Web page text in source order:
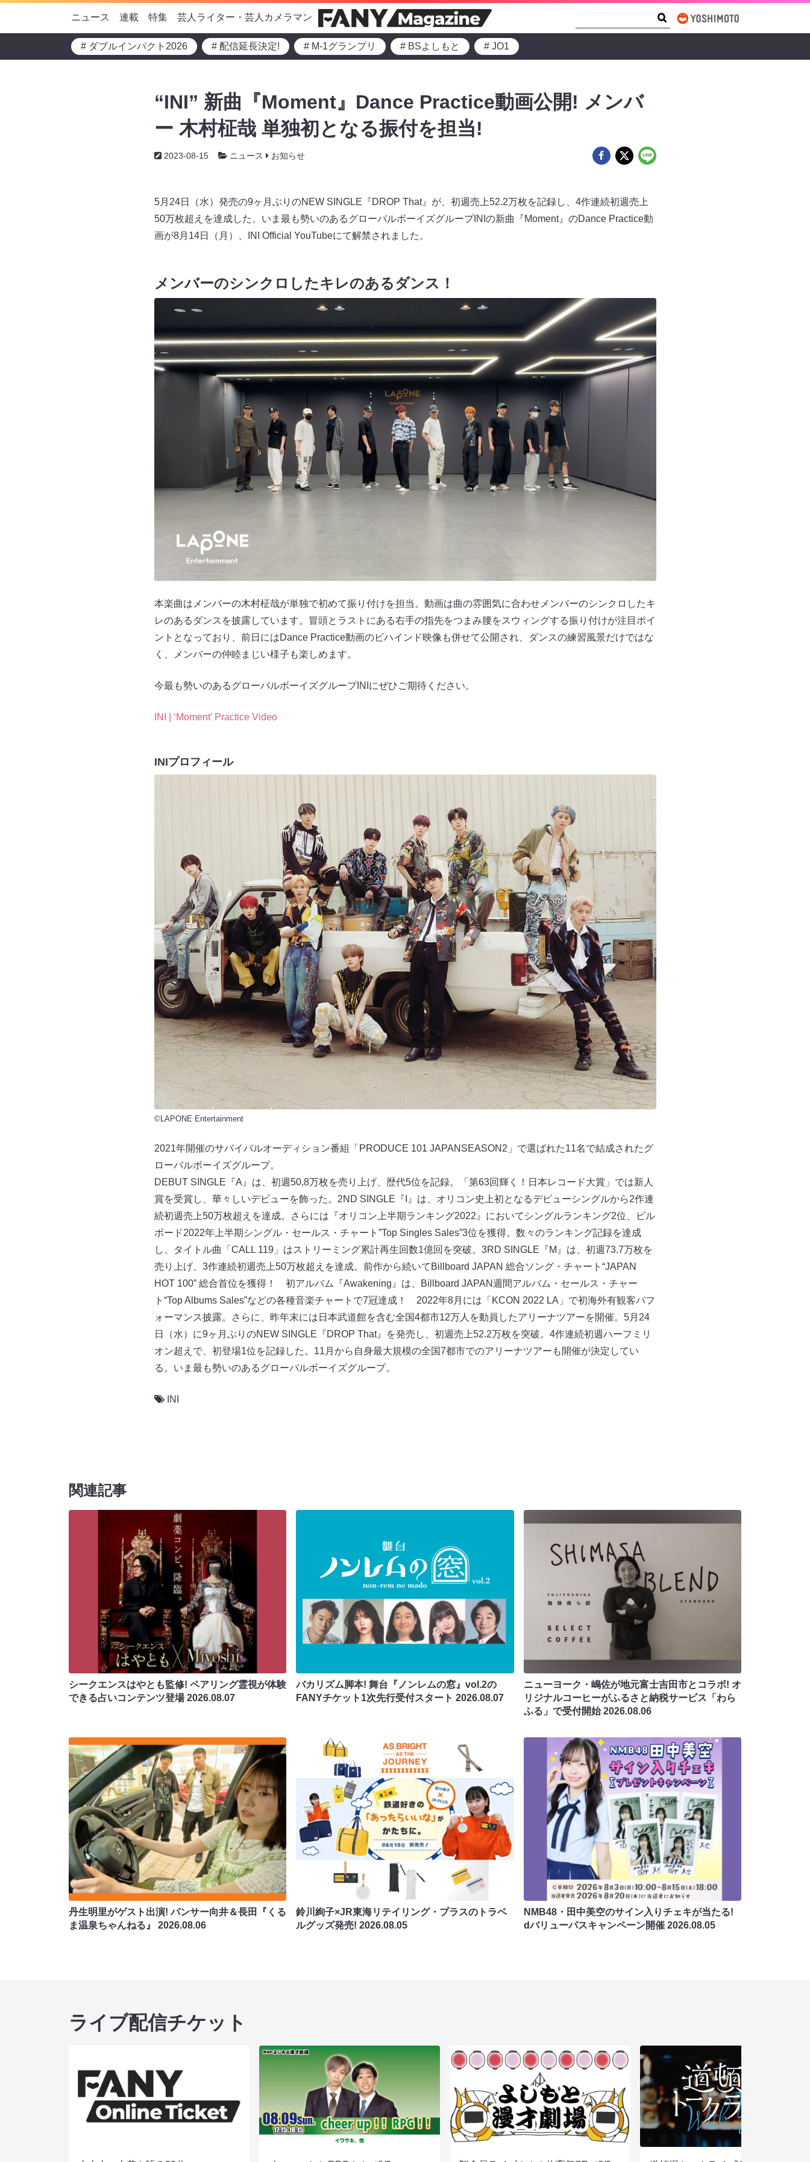
ニュース 連載 特集 芸人ライター・芸人カメラマン
# ダブルインパクト2026 # 配信延長決定! # M-1グランプリ # BSよしもと # JO1
“INI” 新曲『Moment』Dance Practice動画公開! メンバ
ー 木村柾哉 単独初となる振付を担当!
2023-08-15 ニュース お知らせ
5月24日（水）発売の9ヶ月ぶりのNEW SINGLE『DROP That』が、初週売上52.2万枚を記録し、4作連続初週売上
50万枚超えを達成した、いま最も勢いのあるグローバルボーイズグループINIの新曲『Moment』のDance Practice動
画が8月14日（月）、INI Official YouTubeにて解禁されました。
メンバーのシンクロしたキレのあるダンス！
本楽曲はメンバーの木村柾哉が単独で初めて振り付けを担当。動画は曲の雰囲気に合わせメンバーのシンクロしたキ
レのあるダンスを披露しています。冒頭とラストにある右手の指先をつまみ腰をスウィングする振り付けが注目ポイ
ントとなっており、前日にはDance Practice動画のビハインド映像も併せて公開され、ダンスの練習風景だけではな
く、メンバーの仲睦まじい様子も楽しめます。
今最も勢いのあるグローバルボーイズグループINIにぜひご期待ください。
INI | ‘Moment’ Practice Video
INIプロフィール
©LAPONE Entertainment
2021年開催のサバイバルオーディション番組「PRODUCE 101 JAPANSEASON2」で選ばれた11名で結成されたグ
ローバルボーイズグループ。
DEBUT SINGLE『A』は、初週50,8万枚を売り上げ、歴代5位を記録。「第63回輝く！日本レコード大賞」では新人
賞を受賞し、華々しいデビューを飾った。2ND SINGLE『I』は、オリコン史上初となるデビューシングルから2作連
続初週売上50万枚超えを達成。さらには『オリコン上半期ランキング2022』においてシングルランキング2位、ビル
ボード2022年上半期シングル・セールス・チャート”Top Singles Sales”3位を獲得。数々のランキング記録を達成
し、タイトル曲「CALL 119」はストリーミング累計再生回数1億回を突破。3RD SINGLE『M』は、初週73.7万枚を
売り上げ、3作連続初週売上50万枚超えを達成。前作から続いてBillboard JAPAN 総合ソング・チャート“JAPAN
HOT 100” 総合首位を獲得！ 初アルバム『Awakening』は、Billboard JAPAN週間アルバム・セールス・チャー
ト“Top Albums Sales”などの各種音楽チャートで7冠達成！ 2022年8月には「KCON 2022 LA」で初海外有観客パフ
ォーマンス披露。さらに、昨年末には日本武道館を含む全国4都市12万人を動員したアリーナツアーを開催。5月24
日（水）に9ヶ月ぶりのNEW SINGLE『DROP That』を発売し、初週売上52.2万枚を突破。4作連続初週ハーフミリ
オン超えで、初登場1位を記録した。11月から自身最大規模の全国7都市でのアリーナツアーも開催が決定してい
る。いま最も勢いのあるグローバルボーイズグループ。
INI
関連記事
シークエンスはやとも監修! ペアリング霊視が体験
できる占いコンテンツ登場2026.08.07
バカリズム脚本! 舞台『ノンレムの窓』vol.2の
FANYチケット1次先行受付スタート2026.08.07
ニューヨーク・嶋佐が地元富士吉田市とコラボ! オ
リジナルコーヒーがふるさと納税サービス「わら
ふる」で受付開始2026.08.06
丹生明里がゲスト出演! パンサー向井＆長田『くる
ま温泉ちゃんねる』 2026.08.06
鈴川絢子×JR東海リテイリング・プラスのトラベ
ルグッズ発売!2026.08.05
NMB48・田中美空のサイン入りチェキが当たる!
dバリューパスキャンペーン開催 2026.08.05
ライブ配信チケット